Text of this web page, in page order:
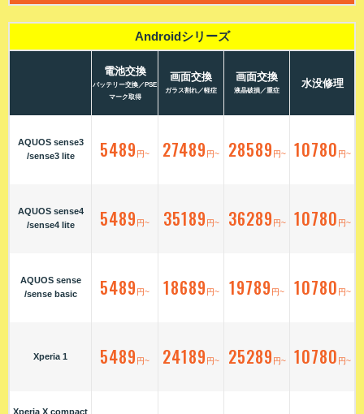
Androidシリーズ
AQUOS sense3
/sense3 lite
AQUOS sense4
/sense4 lite
AQUOS sense
/sense basic
Xperia 1
Xperia X compact
電池交換
バッテリー交換／PSE
マーク取得
画面交換
ガラス割れ／軽症
画面交換
液晶破損／重症
水没修理
5489 円~ 27489 円~ 28589 円~ 10780 円~
5489 円~ 35189 円~ 36289 円~ 10780 円~
5489 円~ 18689 円~ 19789 円~ 10780 円~
5489 円~ 24189 円~ 25289 円~ 10780 円~